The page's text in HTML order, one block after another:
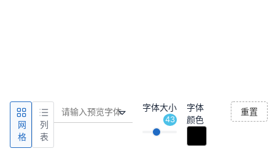
网
格
列
表
字体大小
43
字体
颜色
重置